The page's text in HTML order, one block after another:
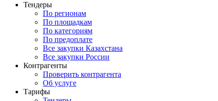
Тендеры
По регионам
По площадкам
По категориям
По предоплате
Все закупки Казахстана
Все закупки России
Контрагенты
Проверить контрагента
Об услуге
Тарифы